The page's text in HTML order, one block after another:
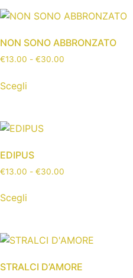
NON SONO ABBRONZATO
€13.00 - €30.00
Scegli
EDIPUS
€13.00 - €30.00
Scegli
STRALCI D’AMORE